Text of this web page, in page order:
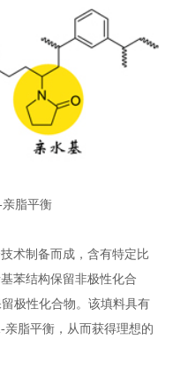
亲脂平衡
术制备而成，含有特定比
苯结构保留非极性化合
极性化合物。该填料具有
-亲脂平衡，从而获得理想的